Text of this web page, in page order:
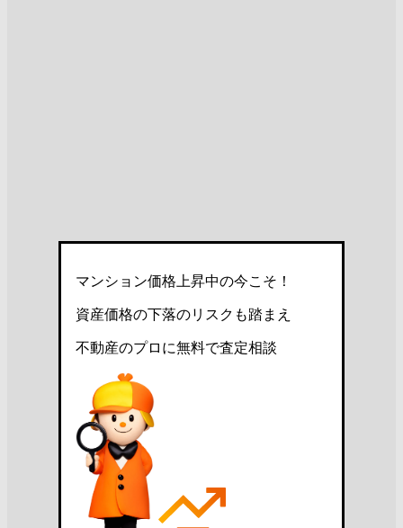
マンション価格上昇中の今こそ！
資産価格の下落のリスクも踏まえ
不動産のプロに無料で査定相談